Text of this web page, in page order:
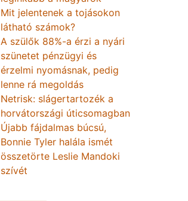
Mit jelentenek a tojásokon
látható számok?
A szülők 88%-a érzi a nyári
szünetet pénzügyi és
érzelmi nyomásnak, pedig
lenne rá megoldás
Netrisk: slágertartozék a
horvátországi úticsomagban
Újabb fájdalmas búcsú,
Bonnie Tyler halála ismét
összetörte Leslie Mandoki
szívét